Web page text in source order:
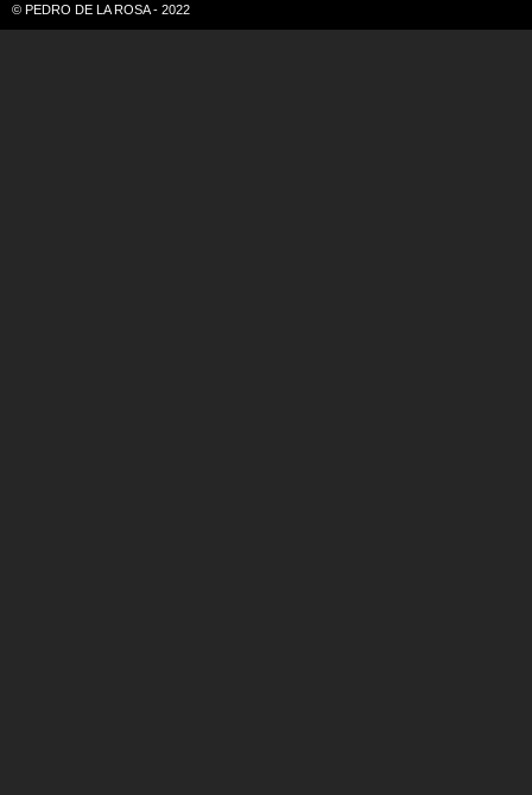
© PEDRO DE LA ROSA - 2022